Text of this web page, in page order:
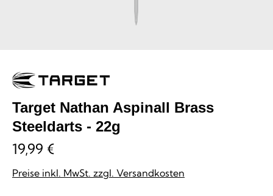
Target Nathan Aspinall Brass
Steeldarts - 22g
19,99 €
Preise inkl. MwSt. zzgl. Versandkosten